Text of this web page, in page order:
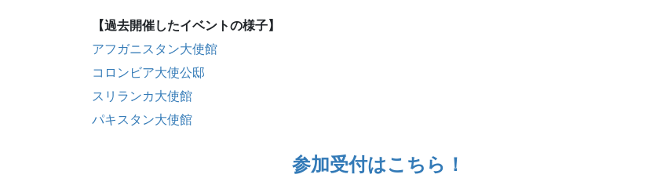
【過去開催したイベントの様子】
アフガニスタン大使館
コロンビア大使公邸
スリランカ大使館
パキスタン大使館
参加受付はこちら！